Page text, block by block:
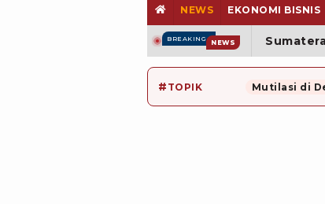
NEWS EKONOMI BISNIS
BREAKING NEWS
# TOPIK Mutilasi di